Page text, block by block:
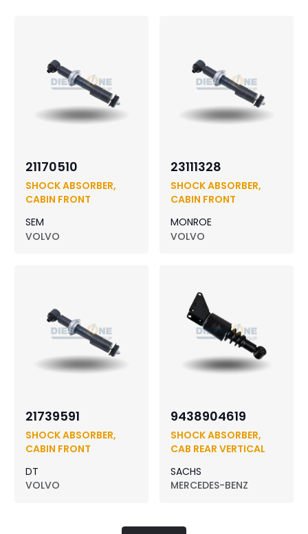
21170510
SHOCK ABSORBER,
CABIN FRONT
SEM
VOLVO
23111328
SHOCK ABSORBER,
CABIN FRONT
MONROE
VOLVO
21739591
SHOCK ABSORBER,
CABIN FRONT
DT
VOLVO
9438904619
SHOCK ABSORBER,
CAB REAR VERTICAL
SACHS
MERCEDES-BENZ